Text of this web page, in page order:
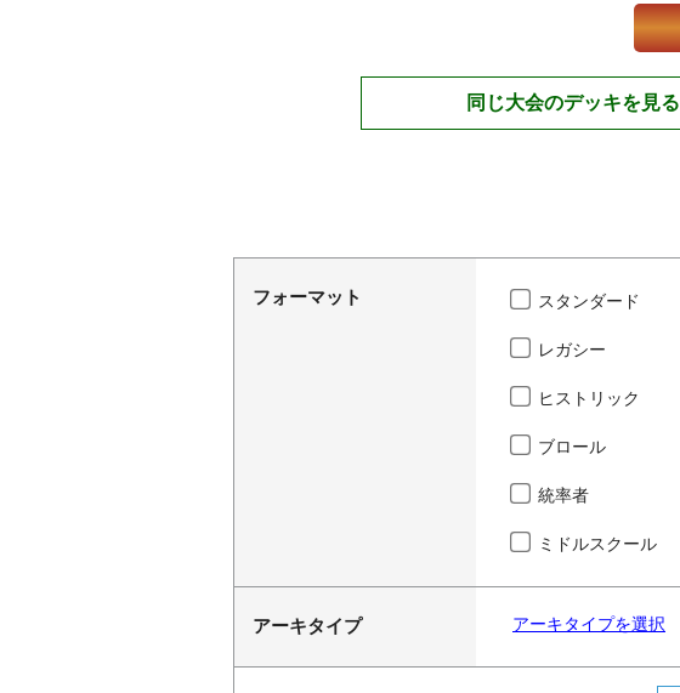
同じ大会のデッキを見る
フォーマット スタンダード
レガシー
ヒストリック
ブロール
統率者
ミドルスクール
アーキタイプ アーキタイプを選択